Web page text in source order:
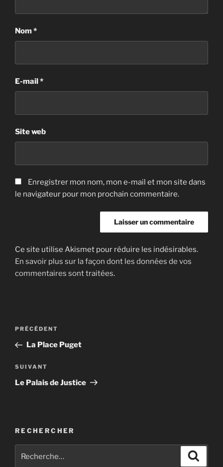
Nom*
E-mail *
Site web
Enregistrer mon nom, mon e-mail et mon site dans
le navigateur pour mon prochain commentaire.
Ce site utilise Akismet pour réduire les indésirables.
En savoir plus sur la façon dont les données de vos
commentaires sont traitées.
Navigation
l’article
Article
précédent
PRÉCÉDENT
La Place Puget
Article
suivant
SUIVANT
Le Palais de Justice
RECHERCHER